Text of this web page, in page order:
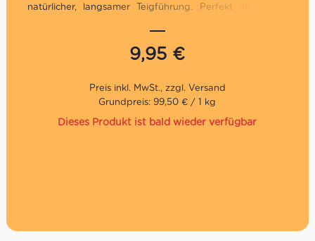
natürlicher, langsamer Teigführung. Perfekt als kleines
Genuss zur Kaffee- oder Teezeit.
Geschmack: Zart süß, aromatisch und fein duftend
Besonderjeiten: Natürliche Mutterhefe, lange
Teigführung, ohne künstliche Aromen
Wein und Terre Siciliane Zibibbo Likörwein IGP
9,95 €
Grundpreis: 99,50 € / 1 kg
Dieses Produkt ist bald wieder verfügbar